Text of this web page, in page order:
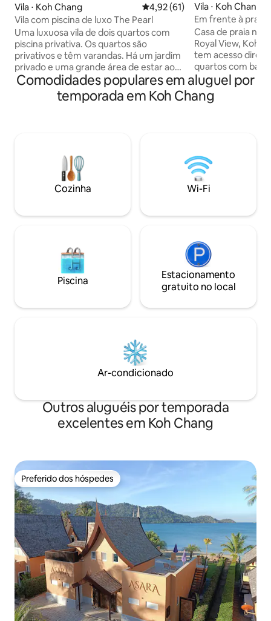
Vila ⋅ Koh Chang 4,92 de uma avaliação média
4,92 (61)
Vila com piscina de luxo The Pearl
Uma luxuosa vila de dois quartos com
piscina privativa. Os quartos são
privativos e têm varandas. Há um jardim
privado e uma grande área de estar ao
ar livre ao redor da piscina. A villa é
totalmente climatizada em todo e com
acessórios e acessórios de alta
duplo para dormir. A localização fica a
100 metros de uma praia rochosa em
uma estrada residencial tranquila a
poucos minutos das praias mais
Vila ⋅ Koh Chang
Em frente à praia
Casa de praia na
Royal View, Koh Chang! Esta
tem acesso direto
quartos com
quartos. Você
deslumbrantes
conforto da sua própria
para quem quer
beleza da
passar um tempo
Comodidades populares em aluguel por
temporada em Koh Chang
Cozinha Wi-Fi
Piscina
Estacionamento
gratuito no local
Ar-condicionado
Outros aluguéis por temporada
excelentes em Koh Chang
Preferido dos hóspedes
Preferido dos hóspedes